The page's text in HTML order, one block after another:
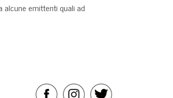
alcune emittenti quali ad